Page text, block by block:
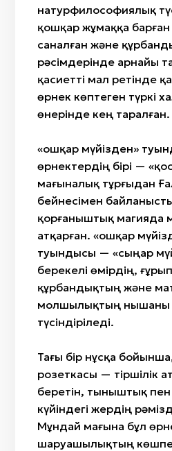
натурфилософиялық
қошқар жұмаққа
саналған және
рәсімдерінде арнайы
қасиетті мал ретінде
өрнек көптеген түркі
өнерінде кең таралған.
«Қошқар мүйізден»
өрнектердің бірі —
мағыналық тұрғыдан
бейнесімен
қорғаныштық магияда
атқарған. «Қошқар
туындысы — «сыңар
берекелі өмірдің,
құрбандықтың және
молшылықтың нышаны
түсіндіріледі.
Тағы бір нұсқа
розеткасы — тіршілік
беретін, тыныштық пен
күйіндегі жердің
Мұндай мағына бұл
шаруашылықтың